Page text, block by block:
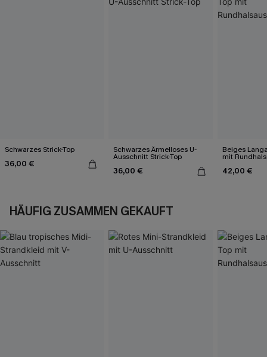
Schwarzes Strick-Top
36,00 €
Schwarzes Ärmelloses U-
Ausschnitt Strick-Top
36,00 €
Beiges
mit
42,00 €
HÄUFIG ZUSAMMEN GEKAUFT